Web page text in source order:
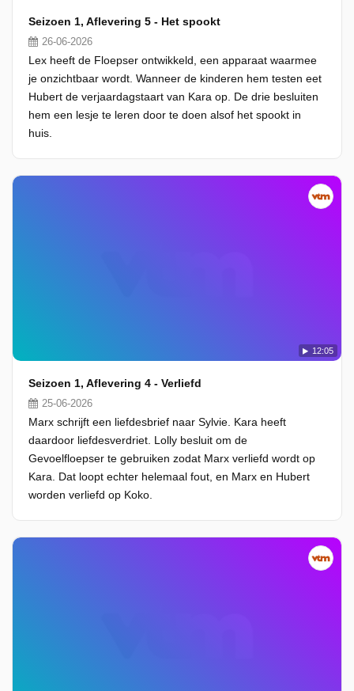
Seizoen 1, Aflevering 5 - Het spookt
26-06-2026
Lex heeft de Floepser ontwikkeld, een apparaat waarmee
je onzichtbaar wordt. Wanneer de kinderen hem testen eet
Hubert de verjaardagstaart van Kara op. De drie besluiten
hem een lesje te leren door te doen alsof het spookt in
huis.
12:05
Seizoen 1, Aflevering 4 - Verliefd
25-06-2026
Marx schrijft een liefdesbrief naar Sylvie. Kara heeft
daardoor liefdesverdriet. Lolly besluit om de
Gevoelfloepser te gebruiken zodat Marx verliefd wordt op
Kara. Dat loopt echter helemaal fout, en Marx en Hubert
worden verliefd op Koko.